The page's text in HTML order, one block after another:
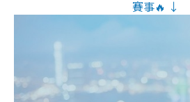
賽事🔥 ↓